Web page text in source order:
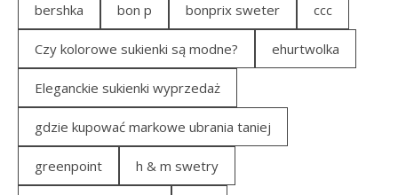
bershka bon p bonprix sweter ccc
Czy kolorowe sukienki są modne? ehurtwolka
Eleganckie sukienki wyprzedaż
gdzie kupować markowe ubrania taniej
greenpoint h & m swetry